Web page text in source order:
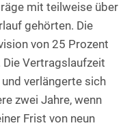
mit teilweise über
gehörten. Die
von 25 Prozent
Die Vertragslaufzeit
verlängerte sich
zwei Jahre, wenn
Frist von neun